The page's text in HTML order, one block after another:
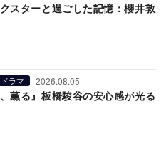
スターと過ごした記憶：櫻井敦
ラマ 2026.08.05
、薫る』板橋駿谷の安心感が光る